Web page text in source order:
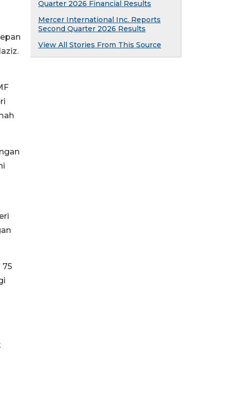
75
Quarter 2026 Financial Results
Mercer International Inc. Reports
Second Quarter 2026 Results
View All Stories From This Source